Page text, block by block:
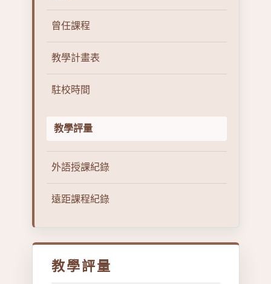
曾任課程
教學計畫表
駐校時間
教學評量
外語授課紀錄
遠距課程紀錄
教學評量